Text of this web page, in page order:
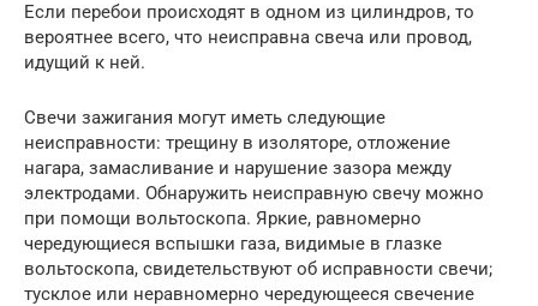
Если перебои происходят в одном из цилиндров, то
вероятнее всего, что неисправна свеча или провод,
идущий к ней.
Свечи зажигания могут иметь следующие
неисправности: трещину в изоляторе, отложение
нагара, замасливание и нарушение зазора между
электродами. Обнаружить неисправную свечу можно
при помо­щи вольтоскопа. Яркие, равномерно
чередующиеся вспышки газа, видимые в глазке
вольтоскопа, свидетельствуют об исправности све­чи;
тусклое или неравномерно чередующееся свечение